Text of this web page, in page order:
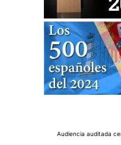
Audiencia auditada